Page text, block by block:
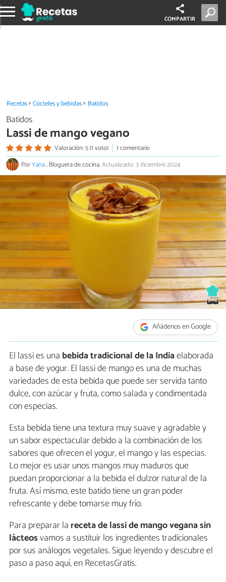
COMPARTIR
Recetas Cócteles y bebidas Batidos
Batidos
Lassi de mango vegano
Valoración: 5 (1 voto)
1 comentario
PorYana, Bloguera de cocina.Actualizado: 3 diciembre 2024
Añádenos en Google
El lassi es una bebida tradicional de la Indiaelaborada
a base de yogur. El lassi de mango es una de muchas
variedades de esta bebida que puede ser servida tanto
dulce, con azúcar y fruta, como salada y condimentada
con especias.
Esta bebida tiene una textura muy suave y agradable y
un sabor espectacular debido a la combinación de los
sabores que ofrecen el yogur, el mango y las especias.
Lo mejor es usar unos mangos muy maduros que
puedan proporcionar a la bebida el dulzor natural de la
fruta. Así mismo, este batido tiene un gran poder
refrescante y debe tomarse muy frío.
Para preparar la receta de lassi de mango vegana sin
lácteosvamos a sustituir los ingredientes tradicionales
por sus análogos vegetales. Sigue leyendo y descubre el
paso a paso aquí, en RecetasGratis.